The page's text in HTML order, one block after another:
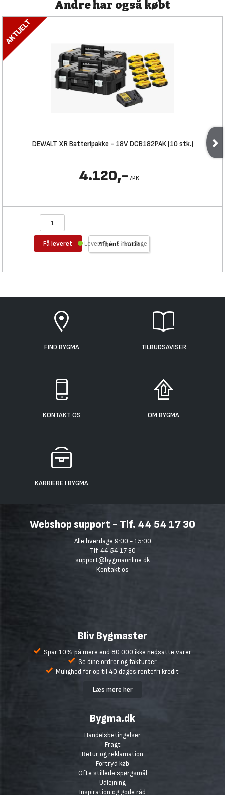
Andre har også købt
DEWALT XR Batteripakke - 18V DCB182PAK (10 stk.)
4.120,- /PK
Få leveret Afhent i butik
Levering 1-2 hverdage
FIND BYGMA TILBUDSAVISER
KONTAKT OS OM BYGMA
KARRIERE I BYGMA
Webshop support - Tlf. 44 54 17 30
Alle hverdage 9:00 - 15:00
Tlf. 44 54 17 30
support@bygmaonline.dk
Kontakt os
Bliv Bygmaster
Spar 10% på mere end 80.000 ikke nedsatte varer
Se dine ordrer og fakturaer
Mulighed for op til 40 dages rentefri kredit
Læs mere her
Bygma.dk
Handelsbetingelser
Fragt
Retur og reklamation
Fortryd køb
Ofte stillede spørgsmål
Udlejning
Inspiration og gode råd